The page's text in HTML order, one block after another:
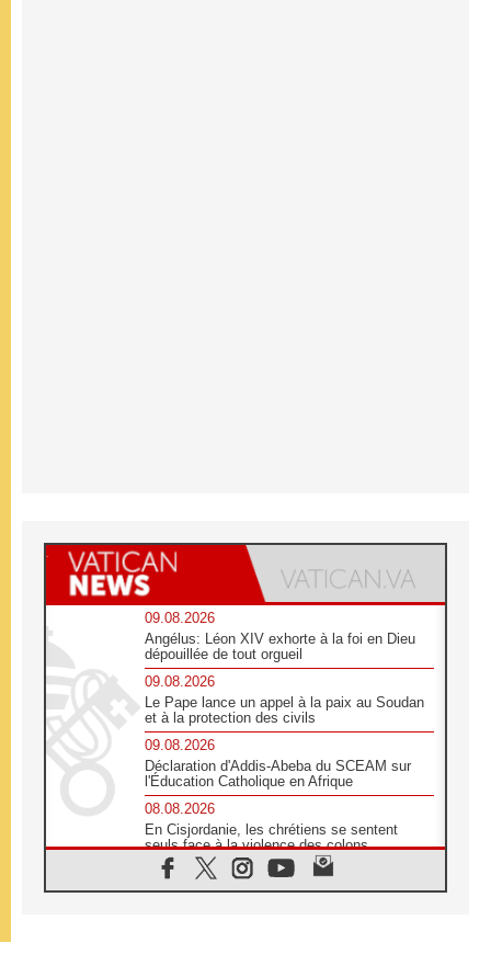
09.08.2026
Angélus: Léon XIV exhorte à la foi en Dieu
dépouillée de tout orgueil
09.08.2026
Le Pape lance un appel à la paix au Soudan
et à la protection des civils
09.08.2026
Déclaration d'Addis-Abeba du SCEAM sur
l'Éducation Catholique en Afrique
08.08.2026
En Cisjordanie, les chrétiens se sentent
seuls face à la violence des colons
08.08.2026
Léon XIV au sanctuaire de Notre Dame du